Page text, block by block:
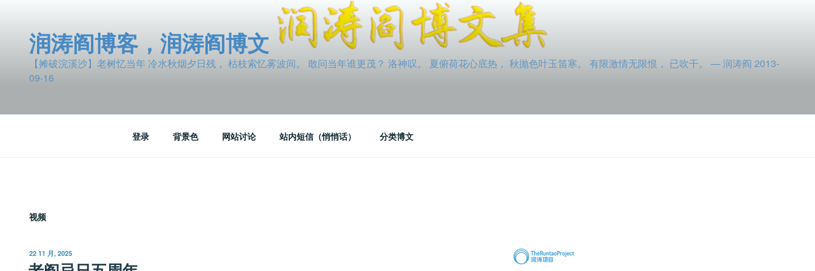
润涛阎博客，润涛阎博文
【摊破浣溪沙】老树忆当年 冷水秋烟夕日残， 枯枝索忆雾波间。 敢问当年谁更茂？ 洛神叹。 夏俯荷花心底热， 秋抛色叶玉笛寒。 有限激情无限恨， 已吹干。 — 润涛阎 2013-
09-16
登录 背景色 网站讨论 站内短信（悄悄话） 分类博文
视频
发
布
22 11 月, 2025